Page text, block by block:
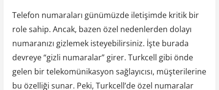
Telefon numaraları günümüzde iletişimde kritik bir
role sahip. Ancak, bazen özel nedenlerden dolayı
numaranızı gizlemek isteyebilirsiniz. İşte burada
devreye “gizli numaralar” girer. Turkcell gibi önde
gelen bir telekomünikasyon sağlayıcısı, müşterilerine
bu özelliği sunar. Peki, Turkcell’de özel numaralar